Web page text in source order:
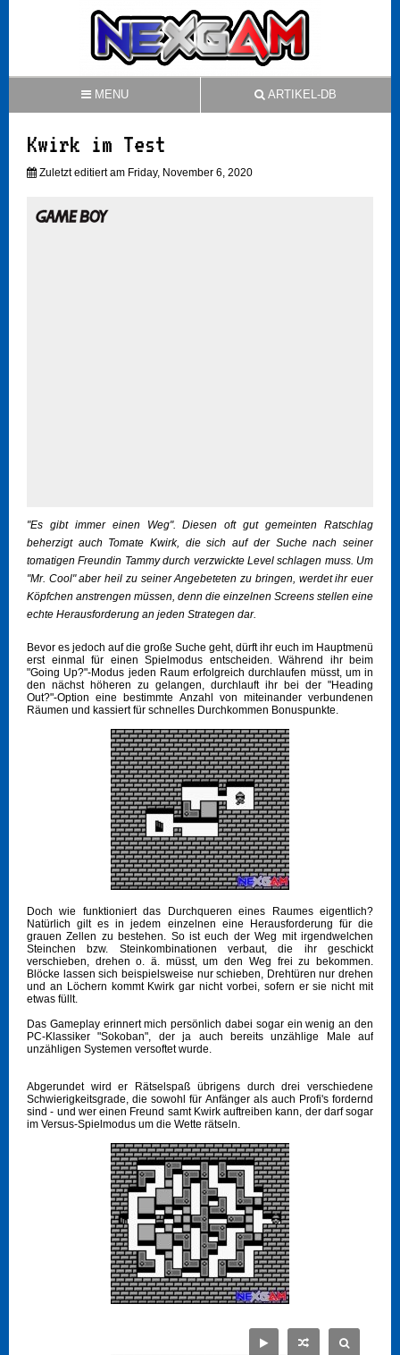
MENU ARTIKEL-DB
Kwirk im Test
Zuletzt editiert am Friday, November 6, 2020
"Es gibt immer einen Weg". Diesen oft gut gemeinten Ratschlag
beherzigt auch Tomate Kwirk, die sich auf der Suche nach seiner
tomatigen Freundin Tammy durch verzwickte Level schlagen muss. Um
"Mr. Cool" aber heil zu seiner Angebeteten zu bringen, werdet ihr euer
Köpfchen anstrengen müssen, denn die einzelnen Screens stellen eine
echte Herausforderung an jeden Strategen dar.
Bevor es jedoch auf die große Suche geht, dürft ihr euch im Hauptmenü
erst einmal für einen Spielmodus entscheiden. Während ihr beim
"Going Up?"-Modus jeden Raum erfolgreich durchlaufen müsst, um in
den nächst höheren zu gelangen, durchlauft ihr bei der "Heading
Out?"-Option eine bestimmte Anzahl von miteinander verbundenen
Räumen und kassiert für schnelles Durchkommen Bonuspunkte.
Doch wie funktioniert das Durchqueren eines Raumes eigentlich?
Natürlich gilt es in jedem einzelnen eine Herausforderung für die
grauen Zellen zu bestehen. So ist euch der Weg mit irgendwelchen
Steinchen bzw. Steinkombinationen verbaut, die ihr geschickt
verschieben, drehen o. ä. müsst, um den Weg frei zu bekommen.
Blöcke lassen sich beispielsweise nur schieben, Drehtüren nur drehen
und an Löchern kommt Kwirk gar nicht vorbei, sofern er sie nicht mit
etwas füllt.
Das Gameplay erinnert mich persönlich dabei sogar ein wenig an den
PC-Klassiker "Sokoban", der ja auch bereits unzählige Male auf
unzähligen Systemen versoftet wurde.
Abgerundet wird er Rätselspaß übrigens durch drei verschiedene
Schwierigkeitsgrade, die sowohl für Anfänger als auch Profi's fordernd
sind - und wer einen Freund samt Kwirk auftreiben kann, der darf sogar
im Versus-Spielmodus um die Wette rätseln.